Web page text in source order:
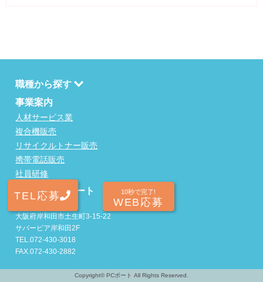
職種から探す
事業案内
人材サービス業
複合機販売
リサイクルトナー販売
携帯電話販売
社員研修
株式会社PCポート
大阪府岸和田市土生町3-15-22
サバービア岸和田2F
TEL.072-430-3018
FAX.072-430-2882
Copyright©PCポート All Rights Reserved.
TEL応募 10秒で完了!
WEB応募